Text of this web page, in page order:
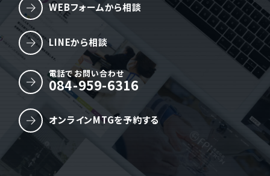
WEBフォームから相談
LINEから相談
電話でお問い合わせ
084-959-6316
オンラインMTGを予約する